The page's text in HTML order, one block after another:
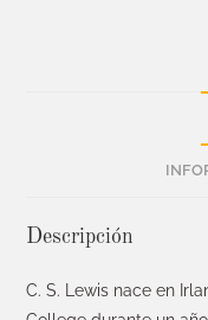
Descripción
C. S. Lewis nace en